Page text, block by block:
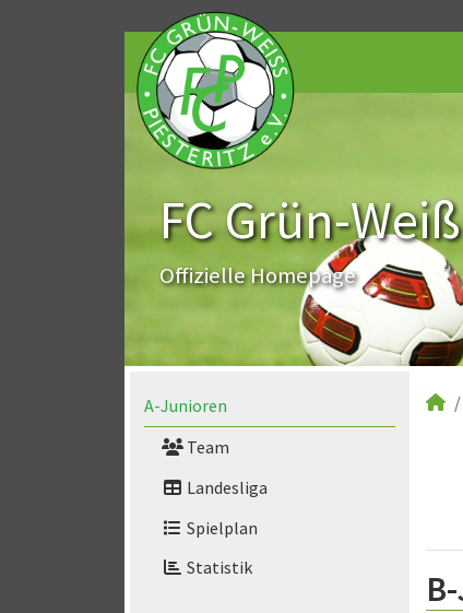
FC Grün-
Offizielle Homepage
A-Junioren
Team
Landesliga
Spielplan
Statistik